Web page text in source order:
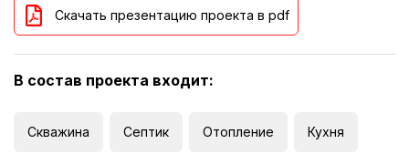
Скачать презентацию проекта в pdf
В состав проекта входит:
Скважина Септик Отопление Кухня